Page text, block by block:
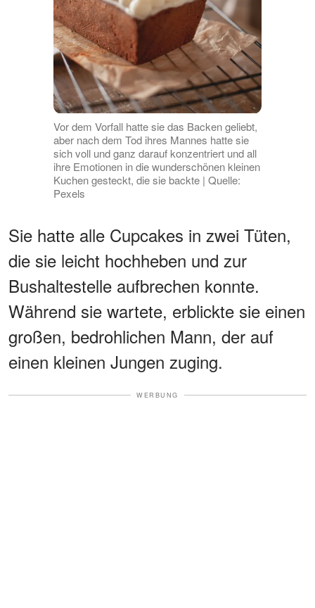
Vor dem Vorfall hatte sie das Backen geliebt,
aber nach dem Tod ihres Mannes hatte sie
sich voll und ganz darauf konzentriert und all
ihre Emotionen in die wunderschönen kleinen
Kuchen gesteckt, die sie backte | Quelle:
Pexels
Sie hatte alle Cupcakes in zwei Tüten,
die sie leicht hochheben und zur
Bushaltestelle aufbrechen konnte.
Während sie wartete, erblickte sie einen
großen, bedrohlichen Mann, der auf
einen kleinen Jungen zuging.
WERBUNG